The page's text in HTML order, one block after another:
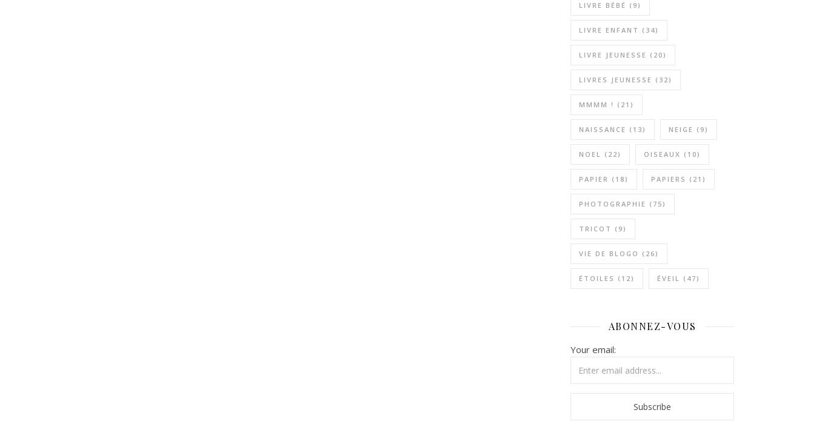
LIVRE BÉBÉ (9)
LIVRE ENFANT (34)
LIVRE JEUNESSE (20)
LIVRES JEUNESSE (32)
MMMM ! (21)
NAISSANCE (13) NEIGE (9)
NOEL (22) OISEAUX (10)
PAPIER (18) PAPIERS (21)
PHOTOGRAPHIE (75)
TRICOT (9)
VIE DE BLOGO (26)
ÉTOILES (12) ÉVEIL (47)
ABONNEZ-VOUS
Your email: